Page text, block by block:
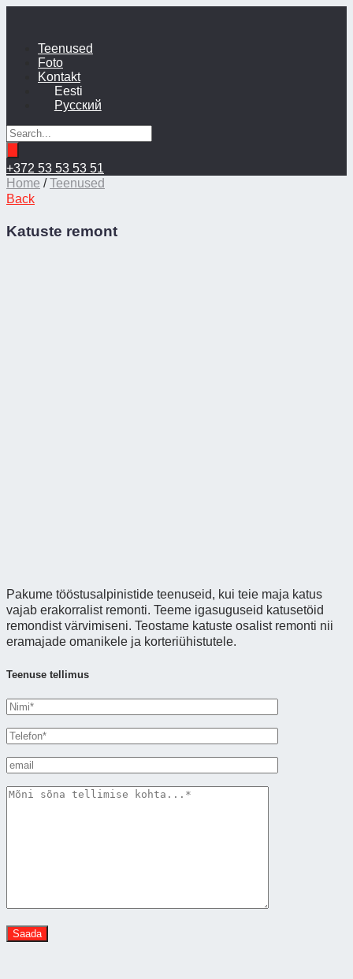
Teenused
Foto
Kontakt
Eesti
Русский
+372 53 53 53 51
Home /Teenused
Back
Katuste remont
Pakume tööstusalpinistide teenuseid, kui teie maja katus
vajab erakorralist remonti. Teeme igasuguseid katusetöid
remondist värvimiseni. Teostame katuste osalist remonti nii
eramajade omanikele ja korteriühistutele.
Teenuse tellimus